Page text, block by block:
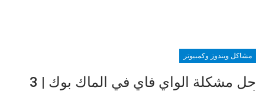
مشاكل ويندوز وكمبيوتر
حل مشكلة الواي فاي في الماك بوك | 3